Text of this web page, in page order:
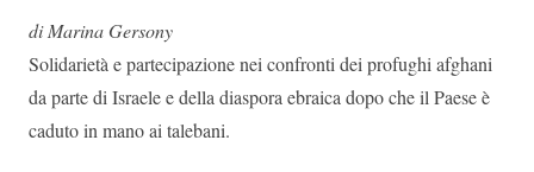
di Marina Gersony
Solidarietà e partecipazione nei confronti dei profughi afghani
da parte di Israele e della diaspora ebraica dopo che il Paese è
caduto in mano ai talebani.